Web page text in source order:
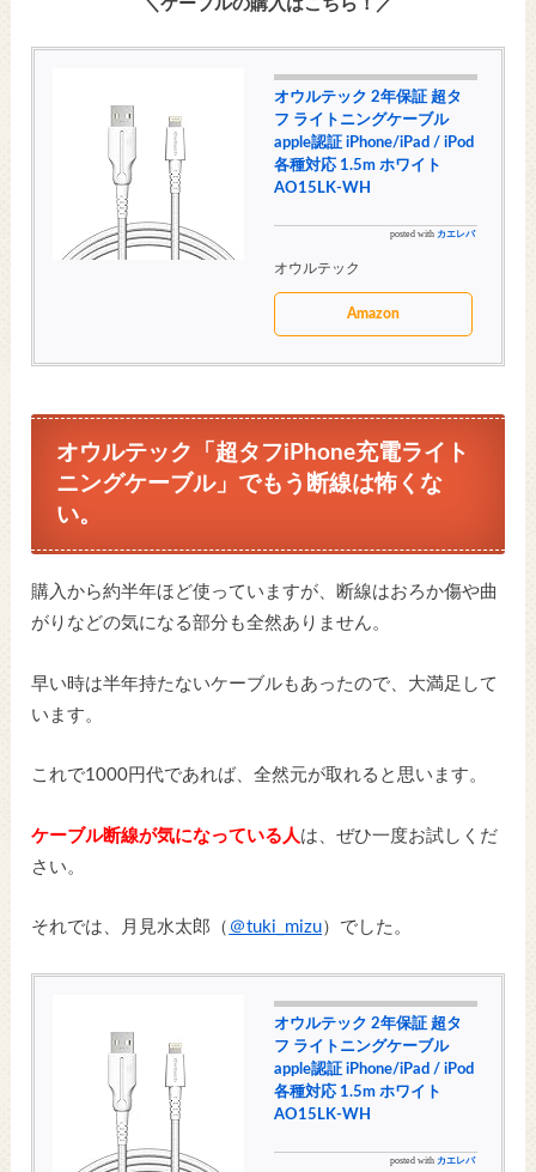
＼ケーブルの購入はこちら！／
オウルテック 2年保証 超タ
フ ライトニングケーブル
apple認証 iPhone/iPad / iPod
各種対応 1.5m ホワイト
AO15LK-WH
posted with カエレバ
オウルテック
Amazon
オウルテック「超タフiPhone充電ライト
ニングケーブル」でもう断線は怖くな
い。
購入から約半年ほど使っていますが、断線はおろか傷や曲
がりなどの気になる部分も全然ありません。
早い時は半年持たないケーブルもあったので、大満足して
います。
これで1000円代であれば、全然元が取れると思います。
ケーブル断線が気になっている人 は、ぜひ一度お試しくだ
さい。
それでは、月見水太郎（ ＠tuki_mizu）でした。
オウルテック 2年保証 超タ
フ ライトニングケーブル
apple認証 iPhone/iPad / iPod
各種対応 1.5m ホワイト
AO15LK-WH
posted with カエレバ